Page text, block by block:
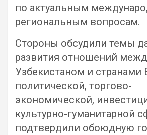
по актуальным
региональным вопросам.
Стороны обсудили темы
развития отношений
Узбекистаном и странами
политической, торгово-
экономической,
культурно-гуманитарной
подтвердили обоюдную